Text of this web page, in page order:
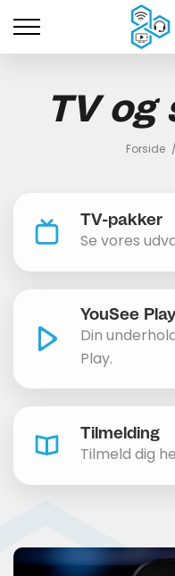
TV og
Forside /
TV-pakker
Se vores
YouSee Play
Din
Play.
Tilmelding
Tilmeld dig